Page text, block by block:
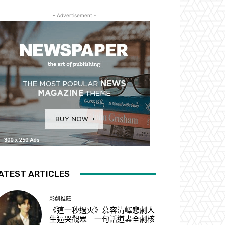
- Advertisement -
ARTICLES
影劇推薦
《這一秒過火》慕容清嶧悲劇人
生逼哭觀眾 一句話道盡全劇核